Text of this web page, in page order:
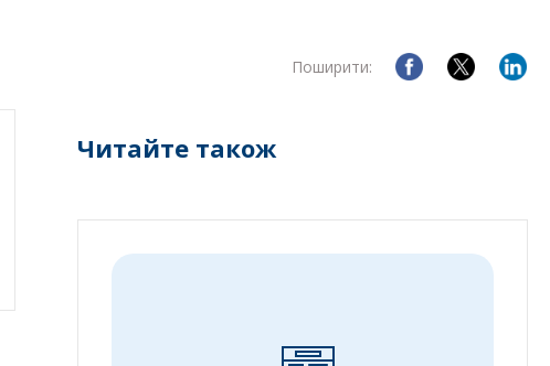
Поширити:
Читайте також